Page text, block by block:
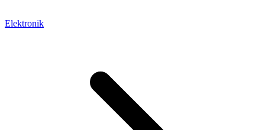
Elektronik